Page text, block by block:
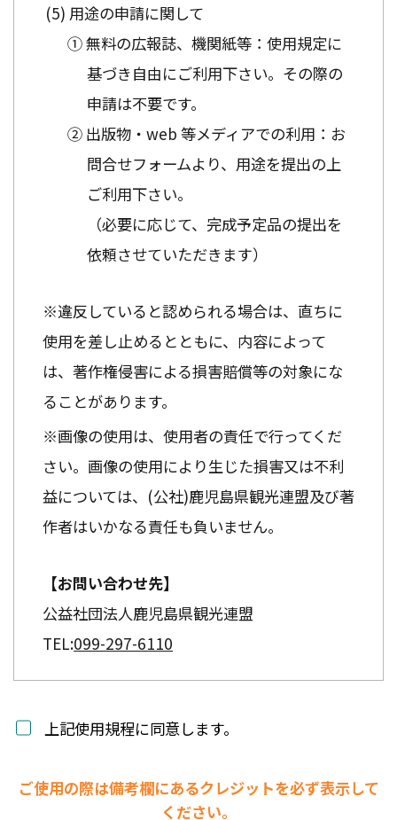
用途の申請に関して
① 無料の広報誌、機関紙等：使用規定に
基づき自由にご利用下さい。その際の
申請は不要です。
② 出版物・web 等メディアでの利用：お
問合せフォームより、用途を提出の上
ご利用下さい。
（必要に応じて、完成予定品の提出を
依頼させていただきます）
※違反していると認められる場合は、直ちに
使用を差し止めるとともに、内容によって
は、著作権侵害による損害賠償等の対象にな
ることがあります。
※画像の使用は、使用者の責任で行ってくだ
さい。画像の使用により生じた損害又は不利
益については、(公社)鹿児島県観光連盟及び著
作者はいかなる責任も負いません。
【お問い合わせ先】
公益社団法人鹿児島県観光連盟
TEL:099-297-6110
上記使用規程に同意します。
ご使用の際は備考欄にあるクレジットを必ず表示して
ください。